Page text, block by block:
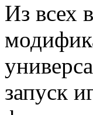
Из всех
запуск